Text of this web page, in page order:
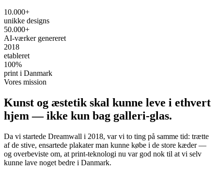
10.000+
unikke designs
50.000+
AI-værker genereret
2018
etableret
100%
print i Danmark
Vores mission
Kunst og æstetik skal kunne leve i ethvert
hjem — ikke kun bag galleri-glas.
Da vi startede Dreamwall i 2018, var vi to ting på samme tid: trætte
af de stive, ensartede plakater man kunne købe i de store kæder —
og overbeviste om, at print-teknologi nu var god nok til at vi selv
kunne lave noget bedre i Danmark.